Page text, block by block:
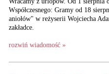
Współczesnego: Gramy od 18
aniołów" w reżyserii Wojciecha
zakładce.
rozwiń wiadomość »